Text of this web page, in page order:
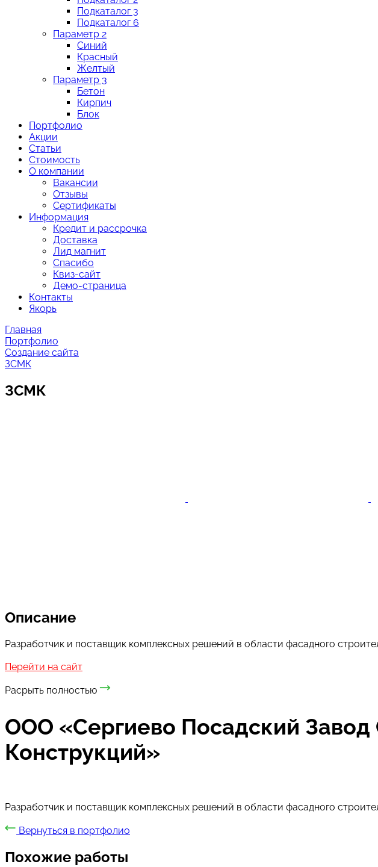
Подкаталог 3
Подкаталог 6
Параметр 2
Синий
Красный
Желтый
Параметр 3
Бетон
Кирпич
Блок
Портфолио
Акции
Статьи
Стоимость
О компании
Вакансии
Отзывы
Сертификаты
Информация
Кредит и рассрочка
Доставка
Лид магнит
Спасибо
Квиз-сайт
Демо-страница
Контакты
Якорь
Главная
Портфолио
Создание сайта
ЗСМК
ЗСМК
Описание
Разработчик и поставщик комплексных решений в области фасадного
Перейти на сайт
Расрыть полностью
ООО «Сергиево Посадский
Конструкций»
Разработчик и поставщик комплексных решений в области фасадного
Вернуться в портфолио
Похожие работы